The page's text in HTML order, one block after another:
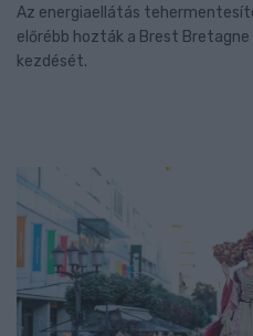
Az energiaellátás
előrébb hozták a Brest
kezdését.